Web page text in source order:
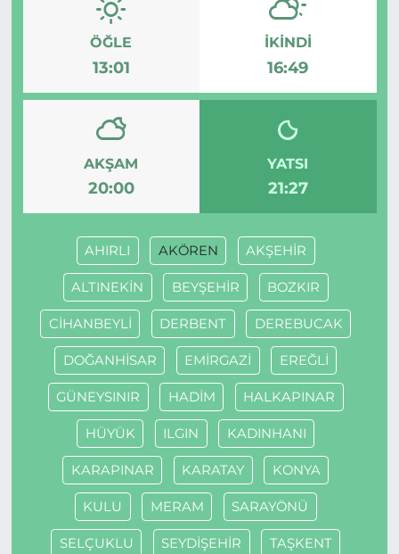
ÖĞLE
13:01
İKINDI
16:49
AKŞAM
20:00
YATSI
21:27
AHIRLI AKÖREN AKŞEHİR
ALTINEKİN BEYŞEHİR BOZKIR
CİHANBEYLİ DERBENT DEREBUCAK
DOĞANHİSAR EMİRGAZİ EREĞLİ
GÜNEYSINIR HADİM HALKAPINAR
HÜYÜK ILGIN KADINHANI
KARAPINAR KARATAY KONYA
KULU MERAM SARAYÖNÜ
SELÇUKLU SEYDİŞEHİR TAŞKENT